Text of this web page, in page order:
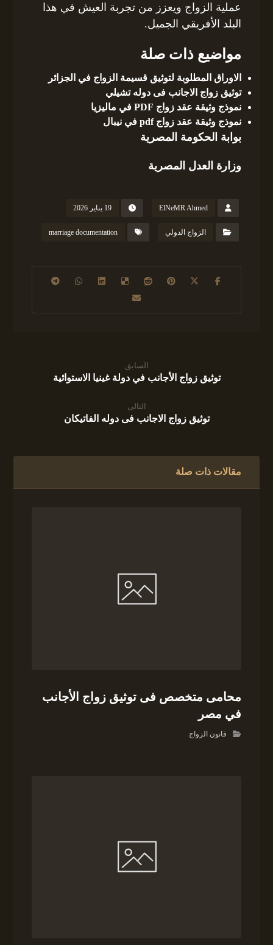
عملية الزواج ويعزز من تجربة العيش في هذا
البلد الأفريقي الجميل.
مواضيع ذات صلة
الاوراق المطلوبة لتوثيق قسيمة الزواج في الجزائر
توثيق زواج الاجانب فى دوله تشيلي
نموذج وثيقة عقد زواج PDF في ماليزيا
نموذج وثيقة عقد زواج pdf في نيبال
بوابة الحكومة المصرية
وزارة العدل المصرية
ElNeMR Ahmed 19 يناير 2026
الزواج الدولي marriage documentation
السابق
توثيق زواج الأجانب في دولة غينيا الاستوائية
التالى
توثيق زواج الاجانب فى دوله الفاتيكان
مقالات ذات صلة
محامى متخصص فى توثيق زواج الأجانب
في مصر
قانون الزواج